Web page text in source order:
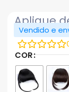
Aplique
Vendido e
COR